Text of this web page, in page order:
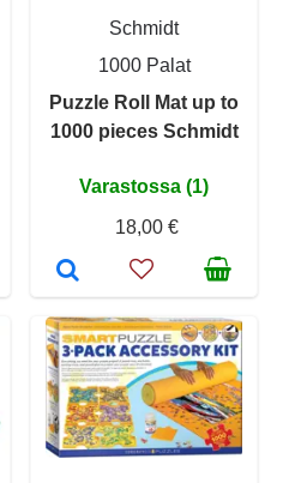
Schmidt
1000 Palat
Puzzle Roll Mat up to
1000 pieces Schmidt
Varastossa (1)
18,00 €